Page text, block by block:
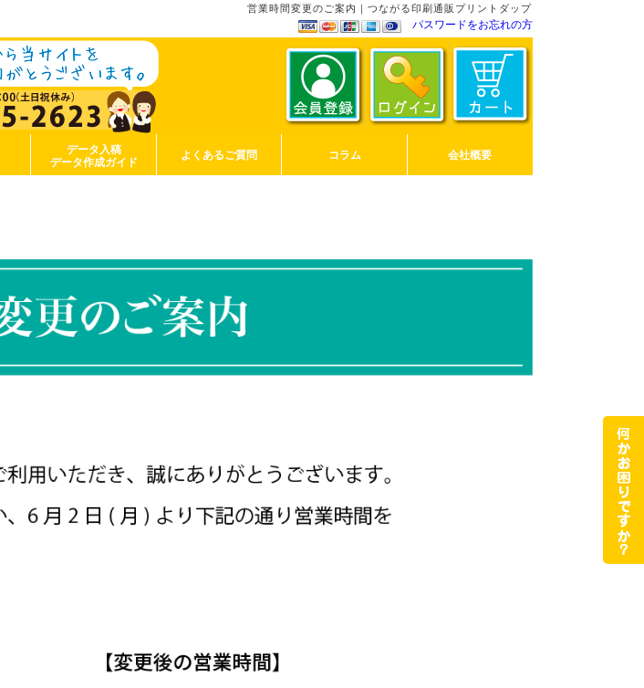
営業時間変更のご案内｜つながる印刷通販プリントダップ
パスワードをお忘れの方
データ入稿
データ作成ガイド
よくあるご質問 コラム 会社概要